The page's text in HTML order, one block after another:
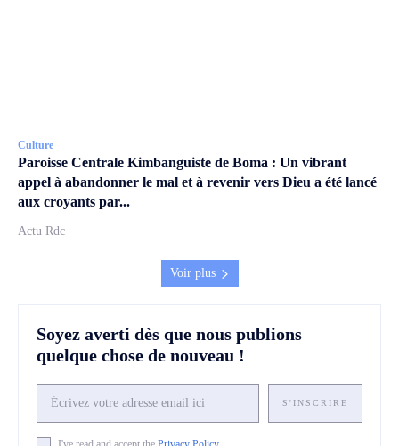
Culture
Paroisse Centrale Kimbanguiste de Boma : Un vibrant
appel à abandonner le mal et à revenir vers Dieu a été lancé
aux croyants par...
Actu Rdc
Voir plus
Soyez averti dès que nous publions
quelque chose de nouveau !
S'INSCRIRE